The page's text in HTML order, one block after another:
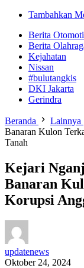
Tambahkan
Berita
Berita
Kejahatan
Nissan
#bulutangkis
DKI Jakarta
Gerindra
Beranda Lainnya
Banaran Kulon
Tanah
Kejari
Banaran
Korupsi
updatenews
Oktober 24, 2024